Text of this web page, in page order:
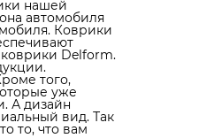
нашей
автомобиля
Коврики
Delform.
того,
уже
А дизайн
вид. Так
то, что вам